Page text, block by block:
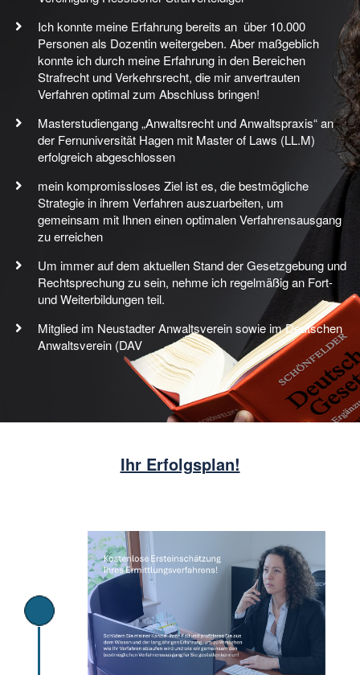
Ich konnte meine Erfahrung bereits an über 10.000
Personen als Dozentin weitergeben. Aber maßgeblich
konnte ich durch meine Erfahrung in den Bereichen
Strafrecht und Verkehrsrecht, die mir anvertrauten
Verfahren optimal zum Abschluss bringen!
Masterstudiengang „Anwaltsrecht und Anwaltspraxis“ an
der Fernuniversität Hagen mit Master of Laws (LL.M)
erfolgreich abgeschlossen
mein kompromissloses Ziel ist es, die bestmögliche
Strategie in ihrem Verfahren auszuarbeiten, um
gemeinsam mit Ihnen einen optimalen Verfahrensausgang
zu erreichen
Um immer auf dem aktuellen Stand der Gesetzgebung und
Rechtsprechung zu sein, nehme ich regelmäßig an Fort-
und Weiterbildungen teil.
Mitglied im Neustadter Anwaltsverein sowie im Deutschen
Anwaltsverein (DAV
Ihr Erfolgsplan!